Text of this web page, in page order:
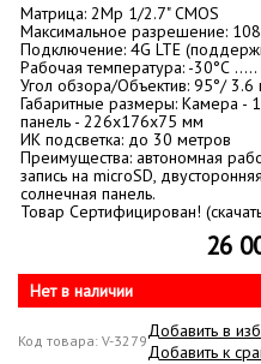
Матрица: 2Mp 1/2.7" CMOS
Максимальное разрешение:
Подключение: 4G LTE
Рабочая температура: -30°С …..
Угол обзора/Объектив: 95°/ 3.6
Габаритные размеры: Камера -
панель - 226х176х75 мм
ИК подсветка: до 30 метров
Преимущества: автономная
запись на microSD,
солнечная панель.
Товар Сертифицирован!
26
Нет в наличии
Код товара: V-3279Добавить в
Добавить к